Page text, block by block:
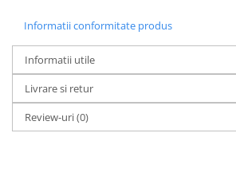
Informatii conformitate produs
Informatii utile
Livrare si retur
Review-uri(0)